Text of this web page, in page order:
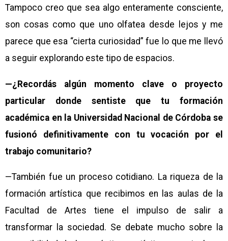
Tampoco creo que sea algo enteramente consciente,
son cosas como que uno olfatea desde lejos y me
parece que esa “cierta curiosidad” fue lo que me llevó
a seguir explorando este tipo de espacios.
—¿Recordás algún momento clave o proyecto
particular donde sentiste que tu formación
académica en la Universidad Nacional de Córdoba se
fusionó definitivamente con tu vocación por el
trabajo comunitario?
—También fue un proceso cotidiano. La riqueza de la
formación artística que recibimos en las aulas de la
Facultad de Artes tiene el impulso de salir a
transformar la sociedad. Se debate mucho sobre la